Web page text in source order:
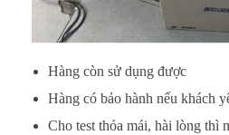
Hàng còn sử dụng được
Hàng có bảo hành nếu khách
Cho test thỏa mái, hài lòng thì